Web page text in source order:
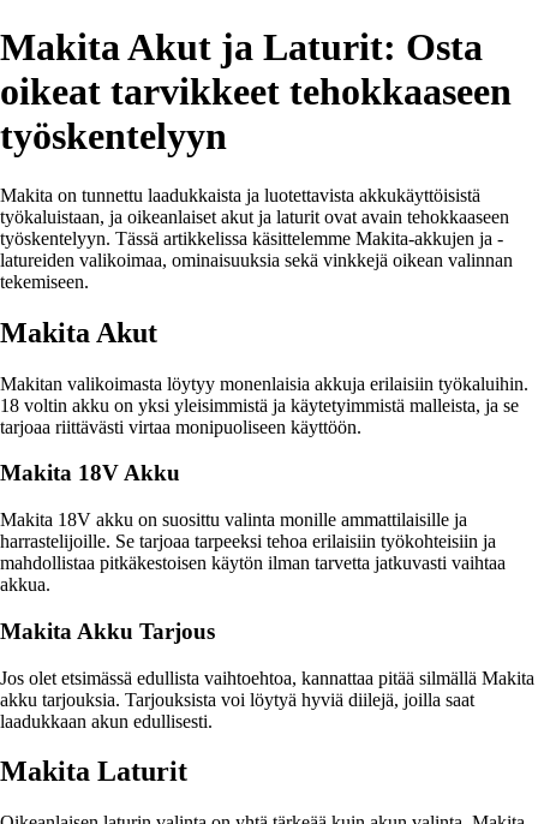
Makita Akut ja Laturit: Osta
oikeat tarvikkeet tehokkaaseen
työskentelyyn
Makita on tunnettu laadukkaista ja luotettavista akkukäyttöisistä
työkaluistaan, ja oikeanlaiset akut ja laturit ovat avain tehokkaaseen
työskentelyyn. Tässä artikkelissa käsittelemme Makita-akkujen ja -
latureiden valikoimaa, ominaisuuksia sekä vinkkejä oikean valinnan
tekemiseen.
Makita Akut
Makitan valikoimasta löytyy monenlaisia akkuja erilaisiin työkaluihin.
18 voltin akku on yksi yleisimmistä ja käytetyimmistä malleista, ja se
tarjoaa riittävästi virtaa monipuoliseen käyttöön.
Makita 18V Akku
Makita 18V akku on suosittu valinta monille ammattilaisille ja
harrastelijoille. Se tarjoaa tarpeeksi tehoa erilaisiin työkohteisiin ja
mahdollistaa pitkäkestoisen käytön ilman tarvetta jatkuvasti vaihtaa
akkua.
Makita Akku Tarjous
Jos olet etsimässä edullista vaihtoehtoa, kannattaa pitää silmällä Makita
akku tarjouksia. Tarjouksista voi löytyä hyviä diilejä, joilla saat
laadukkaan akun edullisesti.
Makita Laturit